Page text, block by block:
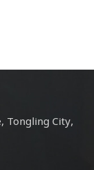
Tongling City,